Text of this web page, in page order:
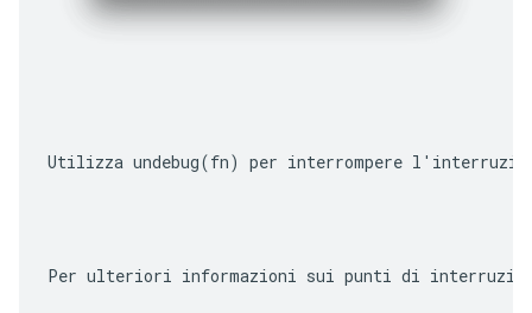
Utilizza undebug(fn) per interrompere
Per ulteriori informazioni sui punti di